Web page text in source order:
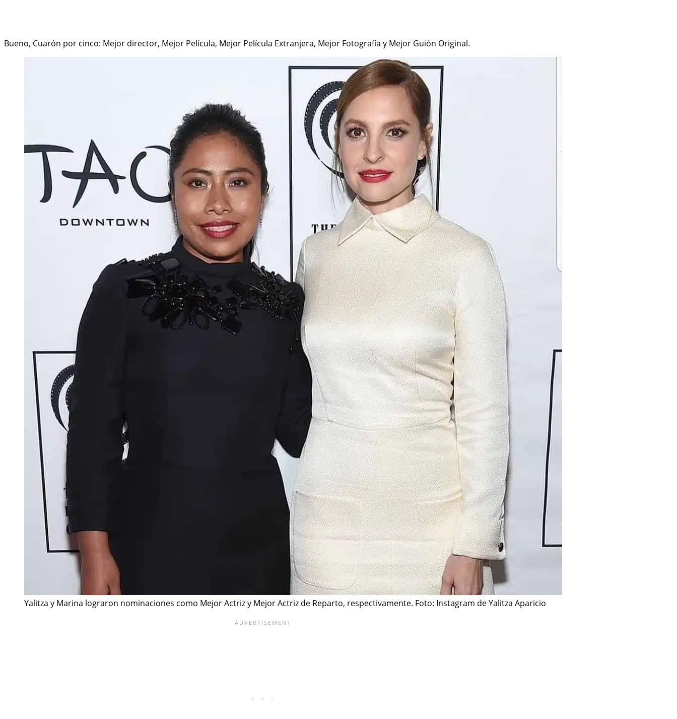
Bueno, Cuarón por cinco: Mejor director, Mejor Película, Mejor Película Extranjera, Mejor Fotografía y Mejor Guión Original.
Yalitza y Marina lograron nominaciones como Mejor Actriz y Mejor Actriz de Reparto, respectivamente. Foto: Instagram de Yalitza Aparicio